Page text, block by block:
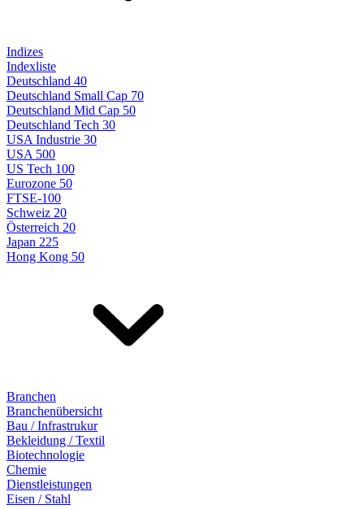
Indizes
Indexliste
Deutschland 40
Deutschland Small Cap 70
Deutschland Mid Cap 50
Deutschland Tech 30
USA Industrie 30
USA 500
US Tech 100
Eurozone 50
FTSE-100
Schweiz 20
Österreich 20
Japan 225
Hong Kong 50
Branchen
Branchenübersicht
Bau / Infrastrukur
Bekleidung / Textil
Biotechnologie
Chemie
Dienstleistungen
Eisen / Stahl